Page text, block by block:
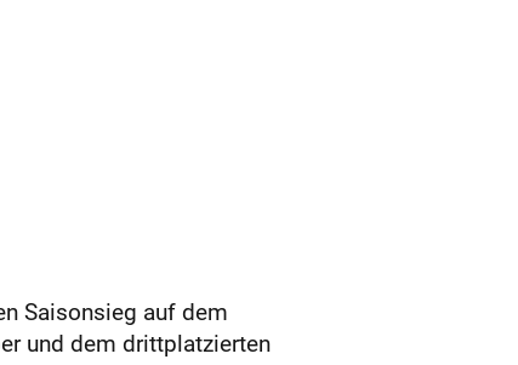
Saisonsieg auf dem
und dem drittplatzierten